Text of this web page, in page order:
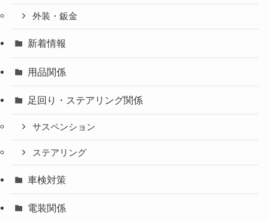
外装・鈑金
新着情報
用品関係
足回り・ステアリング関係
サスペンション
ステアリング
車検対策
電装関係